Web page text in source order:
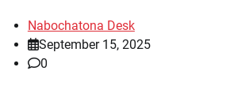
Nabochatona Desk
September 15, 2025
0